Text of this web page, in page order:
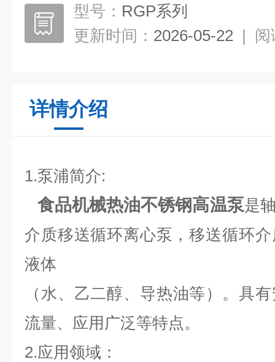
型号： RGP系列
更新时间： 2026-05-22 | 阅
详情介绍
1.泵浦简介:
食品机械热油不锈钢高温泵是
介质移送循环离心泵，移送循环
液体
（水、乙二醇、导热油等）。具
流量、应用广泛等特点。
2.应用领域：